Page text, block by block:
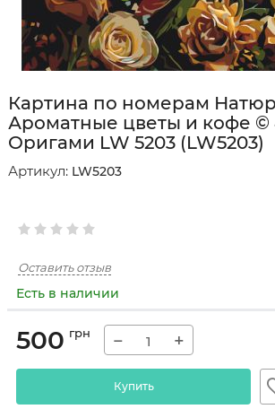
Картина по номерам
Ароматные цветы и кофе ©
Оригами LW 5203 (LW5203)
Артикул: LW5203
Оставить отзыв
Есть в наличии
500 грн − +
Купить